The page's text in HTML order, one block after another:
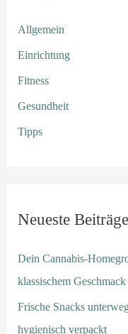
Allgemein
Einrichtung
Fitness
Gesundheit
Tipps
Neueste Beiträge
Dein Cannabis-
klassischem
Frische Snacks
hygienisch verpackt